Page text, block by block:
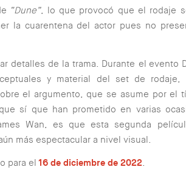
“Dune”, lo que provocó que el rodaje
la cuarentena del actor pues no
detalles de la trama. Durante el evento
y material del set de
el argumento, que se asume por el
sí que han prometido en varias
Wan, es que esta segunda
más espectacular a nivel visual.
para el 16 de diciembre de 2022.